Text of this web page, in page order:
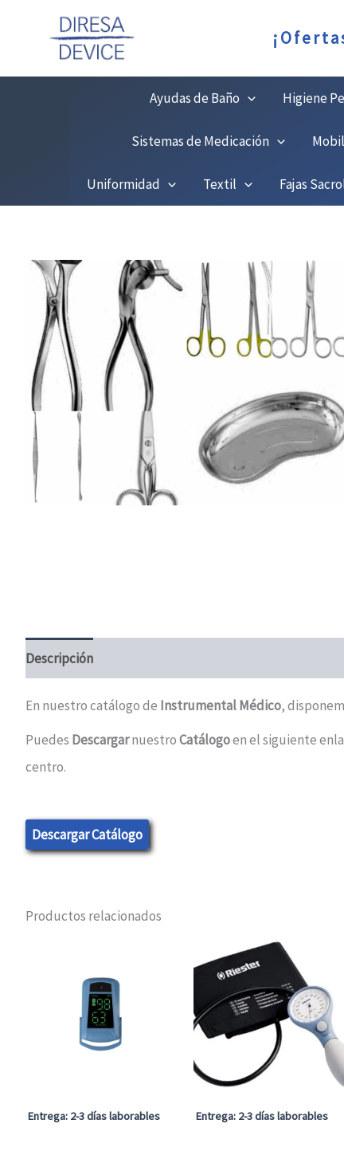
Ayudas de Baño Higiene
Sistemas de Medicación
Uniformidad Textil Fajas
Descripción
En nuestro catálogo de Instrumental Médico,
Puedes DescargarnuestroCatálogoen el siguiente
centro.
Descargar Catálogo
Productos relacionados
Entrega: 2-3 días laborables Entrega: 2-3 días laborables